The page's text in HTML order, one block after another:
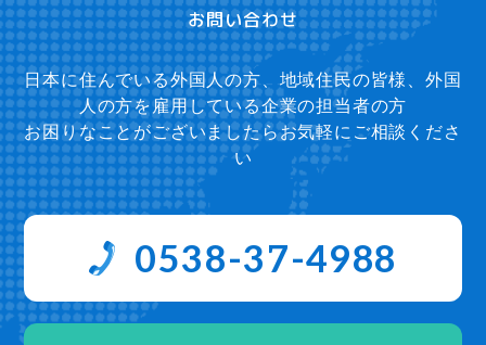
お問い合わせ
日本に住んでいる外国人の方、地域住民の皆様、外国
人の方を雇用している企業の担当者の方
お困りなことがございましたらお気軽にご相談くださ
い
0538-37-4988